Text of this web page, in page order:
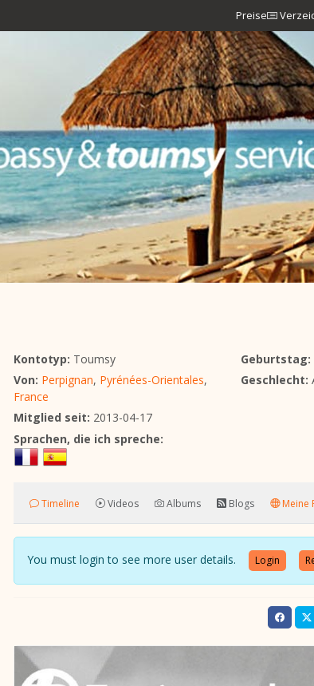
Preise
Kontotyp: Toumsy
Von: Perpignan, Pyrénées-Orientales,
France
Mitglied seit: 2013-04-17
Geburtstag:
Geschlecht:
Sprachen, die ich spreche:
Timeline Videos Albums Blogs Meine
You must login to see more user details. Login